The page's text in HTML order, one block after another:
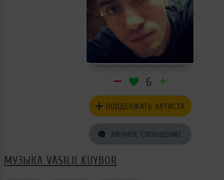
6
ПОДДЕРЖАТЬ АРТИСТА
ЛИЧНОЕ СООБЩЕНИЕ
МУЗЫКА VASILII KUYBOR